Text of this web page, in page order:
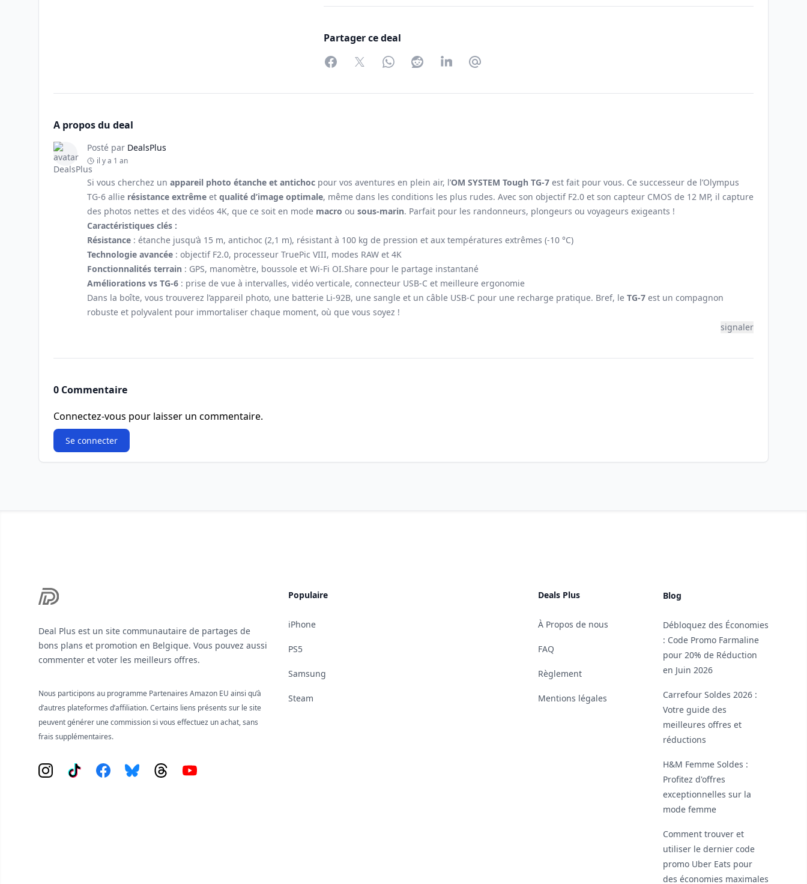
Partager ce deal
FacebookTwitterWhatsAppRedditLinkedInPartager par Email
A propos du deal
Posté par DealsPlus
il y a 1 an
Si vous cherchez un appareil photo étanche et antichoc pour vos aventures en plein air, l’OM SYSTEM Tough TG-7 est fait pour vous. Ce successeur de l’Olympus
TG-6 allie résistance extrême et qualité d’image optimale, même dans les conditions les plus rudes. Avec son objectif F2.0 et son capteur CMOS de 12 MP, il capture
des photos nettes et des vidéos 4K, que ce soit en mode macro ou sous-marin. Parfait pour les randonneurs, plongeurs ou voyageurs exigeants !
Caractéristiques clés :
Résistance : étanche jusqu’à 15 m, antichoc (2,1 m), résistant à 100 kg de pression et aux températures extrêmes (-10 °C)
Technologie avancée : objectif F2.0, processeur TruePic VIII, modes RAW et 4K
Fonctionnalités terrain : GPS, manomètre, boussole et Wi-Fi OI.Share pour le partage instantané
Améliorations vs TG-6 : prise de vue à intervalles, vidéo verticale, connecteur USB-C et meilleure ergonomie
Dans la boîte, vous trouverez l’appareil photo, une batterie Li-92B, une sangle et un câble USB-C pour une recharge pratique. Bref, le TG-7 est un compagnon
robuste et polyvalent pour immortaliser chaque moment, où que vous soyez !
signaler
0 Commentaire
Connectez-vous pour laisser un commentaire.
Se connecter
Deal Plus est un site communautaire de partages de
bons plans et promotion en Belgique. Vous pouvez aussi
commenter et voter les meilleurs offres.
Nous participons au programme Partenaires Amazon EU ainsi qu’à
d’autres plateformes d’affiliation. Certains liens présents sur le site
peuvent générer une commission si vous effectuez un achat, sans
frais supplémentaires.
Instagram
Tiktok FacebookBlueskyThreadsYouTube
Populaire
iPhone
PS5
Samsung
Steam
Deals Plus
À Propos de nous
FAQ
Règlement
Mentions légales
Blog
Débloquez des Économies
: Code Promo Farmaline
pour 20% de Réduction
en Juin 2026
Carrefour Soldes 2026 :
Votre guide des
meilleures offres et
réductions
H&M Femme Soldes :
Profitez d'offres
exceptionnelles sur la
mode femme
Comment trouver et
utiliser le dernier code
promo Uber Eats pour
des économies maximales